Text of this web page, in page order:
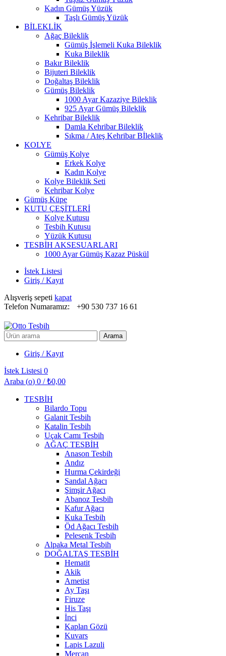
Kadın Gümüş Yüzük
Taşlı Gümüş Yüzük
BİLEKLİK
Ağaç Bileklik
Gümüş İşlemeli Kuka Bileklik
Kuka Bileklik
Bakır Bileklik
Bijuteri Bileklik
Doğaltaş Bileklik
Gümüş Bileklik
1000 Ayar Kazaziye Bileklik
925 Ayar Gümüş Bileklik
Kehribar Bileklik
Damla Kehribar Bileklik
Sıkma / Ateş Kehribar Bİleklik
KOLYE
Gümüş Kolye
Erkek Kolye
Kadın Kolye
Kolye Bileklik Seti
Kehribar Kolye
Gümüş Küpe
KUTU ÇEŞİTLERİ
Kolye Kutusu
Tesbih Kutusu
Yüzük Kutusu
TESBİH AKSESUARLARI
1000 Ayar Gümüş Kazaz Püskül
İstek Listesi
Giriş / Kayıt
Alışveriş sepeti kapat
Telefon Numaramız:
+90 530 737 16 61
Arayın: Arama
Giriş / Kayıt
İstek Listesi 0
Araba (o) 0 / ₺0,00
TESBİH
Bilardo Topu
Galanit Tesbih
Katalin Tesbih
Uçak Camı Tesbih
AĞAÇ TESBİH
Anason Tesbih
Andız
Hurma Çekirdeği
Sandal Ağacı
Şimşir Ağacı
Abanoz Tesbih
Kafur Ağacı
Kuka Tesbih
Öd Ağacı Tesbih
Pelesenk Tesbih
Alpaka Metal Tesbih
DOĞALTAŞ TESBİH
Hematit
Akik
Ametist
Ay Taşı
Firuze
His Taşı
İnci
Kaplan Gözü
Kuvars
Lapis Lazuli
Mercan